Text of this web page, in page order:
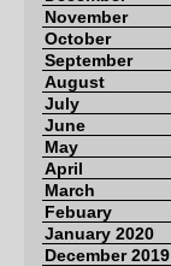
November
October
September
August
July
June
May
April
March
Febuary
January 2020
December 2019